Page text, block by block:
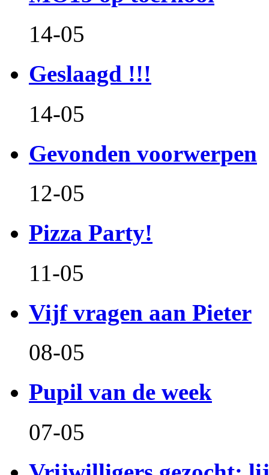
14-05
Geslaagd !!!
14-05
Gevonden voorwerpen
12-05
Pizza Party!
11-05
Vijf vragen aan Pieter
08-05
Pupil van de week
07-05